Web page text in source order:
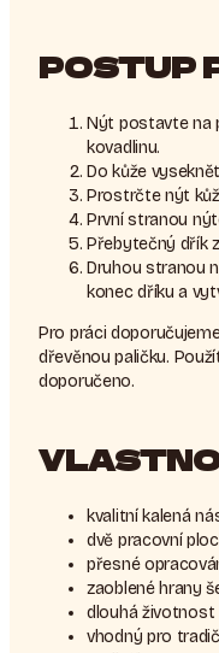
POSTUP
Nýt postavte na
kovadlinu.
Do kůže
Prostrčte nýt
První stranou
Přebytečný dřík
Druhou stranou
konec dříku a
Pro práci
dřevěnou paličku.
doporučeno.
kvalitní kalená
dvě pracovní
přesné
zaoblené hrany
dlouhá životnost
vhodný pro